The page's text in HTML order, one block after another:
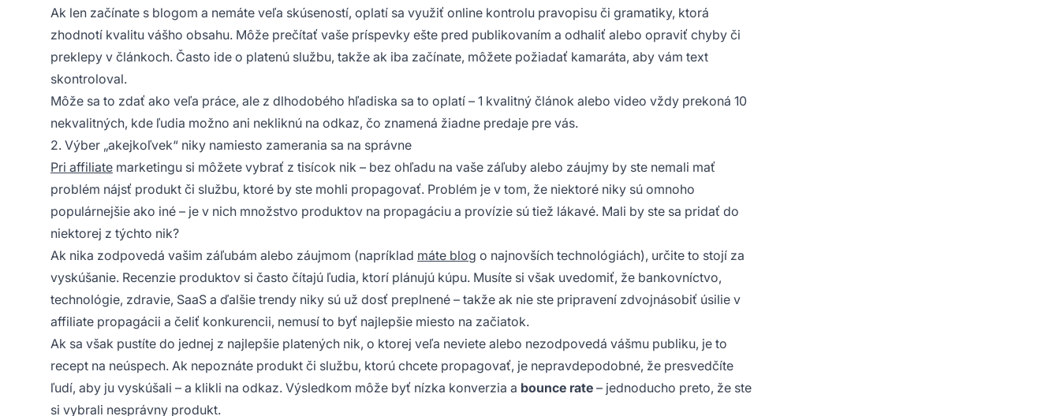
Ak len začínate s blogom a nemáte veľa skúseností, oplatí sa využiť online kontrolu pravopisu či gramatiky, ktorá
zhodnotí kvalitu vášho obsahu. Môže prečítať vaše príspevky ešte pred publikovaním a odhaliť alebo opraviť chyby či
preklepy v článkoch. Často ide o platenú službu, takže ak iba začínate, môžete požiadať kamaráta, aby vám text
skontroloval.
Môže sa to zdať ako veľa práce, ale z dlhodobého hľadiska sa to oplatí – 1 kvalitný článok alebo video vždy prekoná 10
nekvalitných, kde ľudia možno ani nekliknú na odkaz, čo znamená žiadne predaje pre vás.
2. Výber „akejkoľvek“ niky namiesto zamerania sa na správne
Pri affiliate marketingu si môžete vybrať z tisícok nik – bez ohľadu na vaše záľuby alebo záujmy by ste nemali mať
problém nájsť produkt či službu, ktoré by ste mohli propagovať. Problém je v tom, že niektoré niky sú omnoho
populárnejšie ako iné – je v nich množstvo produktov na propagáciu a provízie sú tiež lákavé. Mali by ste sa pridať do
niektorej z týchto nik?
Ak nika zodpovedá vašim záľubám alebo záujmom (napríklad máte blog o najnovších technológiách), určite to stojí za
vyskúšanie. Recenzie produktov si často čítajú ľudia, ktorí plánujú kúpu. Musíte si však uvedomiť, že bankovníctvo,
technológie, zdravie, SaaS a ďalšie trendy niky sú už dosť preplnené – takže ak nie ste pripravení zdvojnásobiť úsilie v
affiliate propagácii a čeliť konkurencii, nemusí to byť najlepšie miesto na začiatok.
Ak sa však pustíte do jednej z najlepšie platených nik, o ktorej veľa neviete alebo nezodpovedá vášmu publiku, je to
recept na neúspech. Ak nepoznáte produkt či službu, ktorú chcete propagovať, je nepravdepodobné, že presvedčíte
ľudí, aby ju vyskúšali – a klikli na odkaz. Výsledkom môže byť nízka konverzia a bounce rate – jednoducho preto, že ste
si vybrali nesprávny produkt.